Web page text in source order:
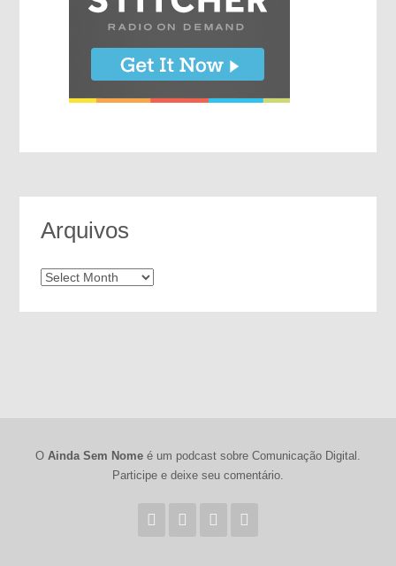
Arquivos
Arquivos
O Ainda Sem Nomeé um podcast sobre Comunicação Digital.
Participe e deixe seu comentário.